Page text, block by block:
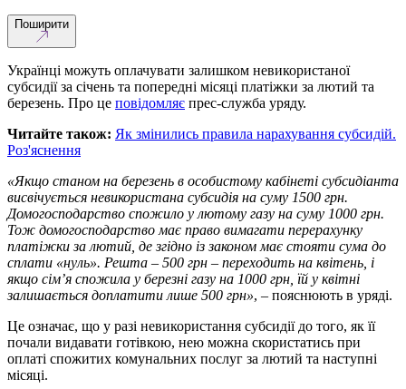
Поширити
Українці можуть оплачувати залишком невикористаної
субсидії за січень та попередні місяці платіжки за лютий та
березень. Про це повідомляє прес-служба уряду.
Читайте також: Як змінились правила нарахування субсидій.
Роз'яснення
«Якщо станом на березень в особистому кабінеті субсидіанта
висвічується невикористана субсидія на суму 1500 грн.
Домогосподарство спожило у лютому газу на суму 1000 грн.
Тож домогосподарство має право вимагати перерахунку
платіжки за лютий, де згідно із законом має стояти сума до
сплати «нуль». Решта – 500 грн – переходить на квітень, і
якщо сім’я спожила у березні газу на 1000 грн, їй у квітні
залишається доплатити лише 500 грн», – пояснюють в уряді.
Це означає, що у разі невикористання субсидії до того, як її
почали видавати готівкою, нею можна скористатись при
оплаті спожитих комунальних послуг за лютий та наступні
місяці.